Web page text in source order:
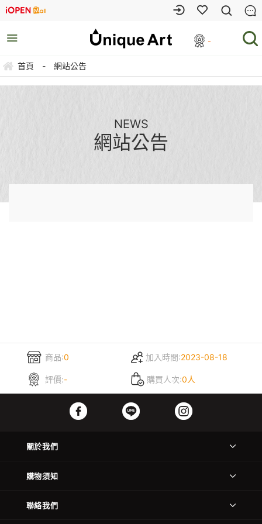
-
首頁 - 網站公告
NEWS
網站公告
商品:0 加入時間:2023-08-18
評價:- 購買人次:0人
關於我們
購物須知
聯絡我們